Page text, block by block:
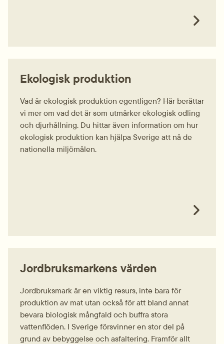
Ekologisk produktion
Vad är ekologisk produktion egentligen? Här berättar
vi mer om vad det är som utmärker ekologisk odling
och djurhållning. Du hittar även information om hur
ekologisk produktion kan hjälpa Sverige att nå de
nationella miljömålen.
Jordbruksmarkens värden
Jordbruksmark är en viktig resurs, inte bara för
produktion av mat utan också för att bland annat
bevara biologisk mångfald och buffra stora
vattenflöden. I Sverige försvinner en stor del på
grund av bebyggelse och asfaltering. Framför allt